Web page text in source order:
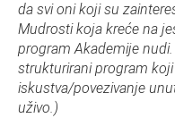
da svi oni koji su
Mudrosti koja kreće na
program Akademije
strukturirani program
iskustva/povezivanje
uživo.)